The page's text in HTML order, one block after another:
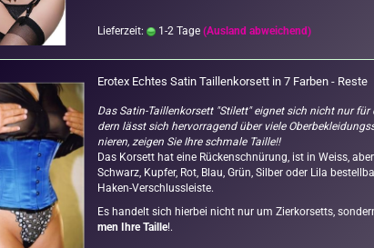
Lieferzeit: 1-2 Tage (Ausland abweichend)
Ero­tex Ech­tes Satin Tail­len­kor­sett in 7 Far­ben - Reste
Das Satin-​Taillenkorsett "Sti­lett" eig­net sich nicht nur für
dern lässt sich her­vor­ra­gend über viele
nie­ren, zei­gen Sie Ihre schma­le Tail­le!!
Das Kor­sett hat eine Rü­cken­schnü­rung, ist in Weiss,
Schwarz, Kup­fer, Rot, Blau, Grün, Sil­ber oder Lila
Haken-​Verschlussleiste.
Es han­delt sich hier­bei nicht nur um Zier­kor­setts,
men Ihre Tail­le!.